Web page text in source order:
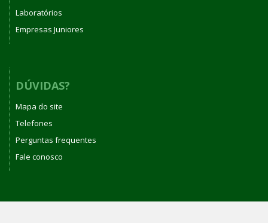
Laboratórios
Empresas Juniores
DÚVIDAS?
Mapa do site
Telefones
Perguntas frequentes
Fale conosco